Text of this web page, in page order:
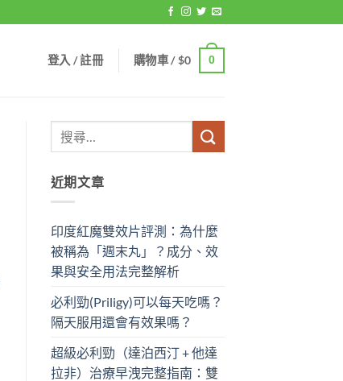
登入 / 註冊 購物車 /$0 0
近期文章
印度紅魔雙效片評測：為什麼
被稱為「週末丸」？成分、效
果與安全用法完整解析
必利勁(Priligy)可以每天吃嗎？
隔天服用還會有效果嗎？
超級必利勁（達泊西汀 + 他達
拉非）治療早洩完整指南：雙